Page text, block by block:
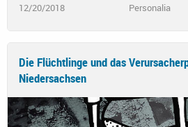
12/20/2018 Personalia
Die Flüchtlinge und das
Niedersachsen